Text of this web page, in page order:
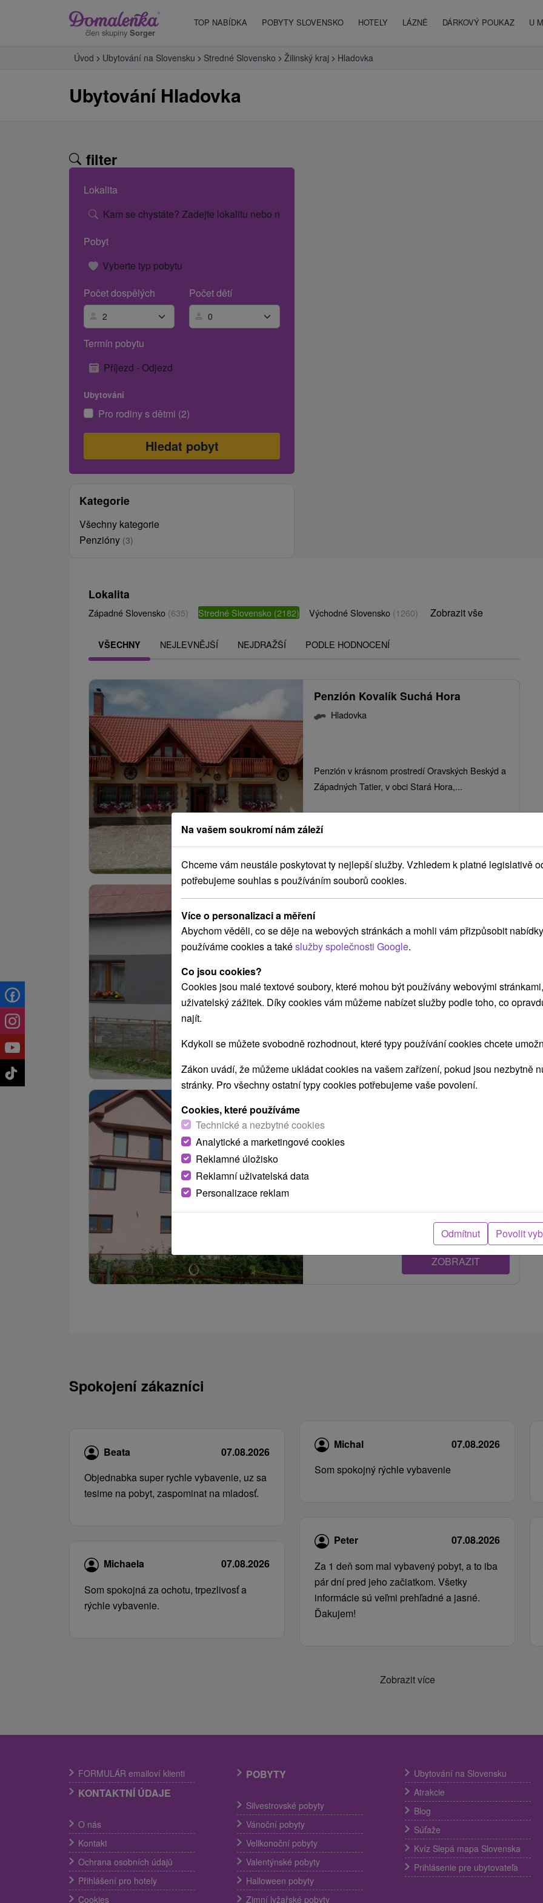
člen skupiny Sorger
TOP NABÍDKA POBYTY SLOVENSKO HOTELY LÁZNĚ DÁRKOVÝ POUKAZ U
Úvod Ubytování na Slovensku Stredné Slovensko Žilinský kraj Hladovka
Ubytování Hladovka
filter
Lokalita
Kam se chystáte? Zadejte lokalitu nebo název hotelu.
Pobyt
Vyberte typ pobytu
Počet dospělých
Počet dětí
Termín pobytu
Příjezd - Odjezd
Ubytování
Pro rodiny s dětmi (2)
Kategorie
Všechny kategorie
Penzióny (3)
Lokalita
Západné Slovensko (635) Stredné Slovensko (2182) Východné Slovensko (1260) Zobrazit vše
VŠECHNY NEJLEVNĚJŠÍ NEJDRAŽŠÍ PODLE HODNOCENÍ
Penzión Kovalík Suchá Hora
Hladovka
Penzión v krásnom prostredí Oravských Beskýd a
Západných Tatier, v obci Stará Hora,...
ZOBRAZIT
Penzión Tina Hladovka
Orave. Návštevníkom celoročne ponúka...
ZOBRAZIT
Spokojení zákazníci
Beata
07.08.2026
Objednabka super rychle vybavenie, uz sa
tesime na pobyt, zaspominat na mladosť.
Michaela
07.08.2026
Som spokojná za ochotu, trpezlivosť a
rýchle vybavenie.
Michal
07.08.2026
Som spokojný rýchle vybavenie
Peter
07.08.2026
Za 1 deň som mal vybavený pobyt, a to iba
pár dní pred jeho začiatkom. Všetky
informácie sú veľmi prehľadné a jasné.
Ďakujem!
Zobrazit více
FORMULÁR emailoví klienti
KONTAKTNÍ ÚDAJE
O nás
Kontakt
Ochrana osobních údajů
Přihlášení pro hotely
Cookies
POBYTY
Silvestrovské pobyty
Vánoční pobyty
Velikonoční pobyty
Valentýnské pobyty
Halloween pobyty
Zimní lyžařské pobyty
Ubytování na Slovensku
Atrakcie
Blog
Súťaže
Kvíz Slepá mapa Slovenska
Prihlásenie pre ubytovateľa
Na vašem soukromí nám záleží
Chceme vám neustále poskytovat ty nejlepší služby. Vzhledem k platné legislativě
potřebujeme souhlas s používáním souborů cookies.
Více o personalizaci a měření
Abychom věděli, co se děje na webových stránkách a mohli vám přizpůsobit
používáme cookies a takéslužby společnosti Google.
Co jsou cookies?
Cookies jsou malé textové soubory, které mohou být používány webovými
uživatelský zážitek. Díky cookies vám můžeme nabízet služby podle toho, co
najít.
Kdykoli se můžete svobodně rozhodnout, které typy používání cookies chcete
Zákon uvádí, že můžeme ukládat cookies na vašem zařízení, pokud jsou nezbytně
stránky. Pro všechny ostatní typy cookies potřebujeme vaše povolení.
Cookies, které používáme
Technické a nezbytné cookies
Analytické a marketingové cookies
Reklamné úložisko
Reklamní uživatelská data
Personalizace reklam
Odmítnut Povolit